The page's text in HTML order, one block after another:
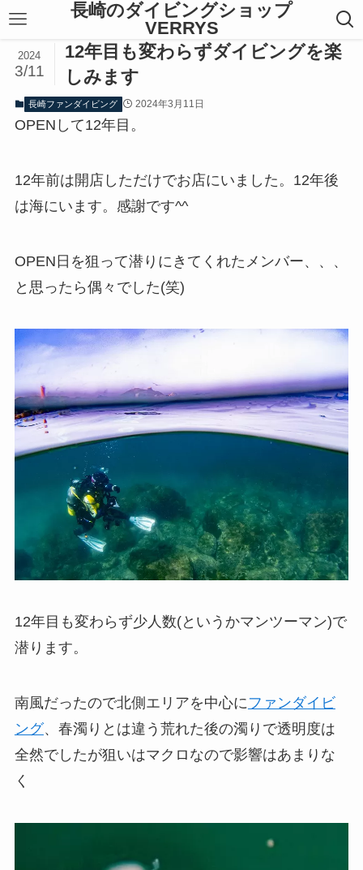
長崎のダイビングショップ
VERRYS
12年目も変わらずダイビングを楽
しみます
2024
3/11
長崎ファンダイビング 2024年3月11日
OPENして12年目。
12年前は開店しただけでお店にいました。12年後
は海にいます。感謝です^^
OPEN日を狙って潜りにきてくれたメンバー、、、
と思ったら偶々でした(笑)
12年目も変わらず少人数(というかマンツーマン)で
潜ります。
南風だったので北側エリアを中心にファンダイビ
ング、春濁りとは違う荒れた後の濁りで透明度は
全然でしたが狙いはマクロなので影響はあまりな
く